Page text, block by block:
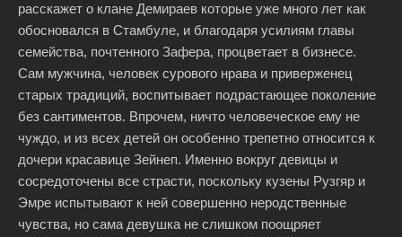
расскажет о клане Демираев которые уже много лет как
обосновался в Стамбуле, и благодаря усилиям главы
семейства, почтенного Зафера, процветает в бизнесе.
Сам мужчина, человек сурового нрава и приверженец
старых традиций, воспитывает подрастающее поколение
без сантиментов. Впрочем, ничто человеческое ему не
чуждо, и из всех детей он особенно трепетно относится к
дочери красавице Зейнеп. Именно вокруг девицы и
сосредоточены все страсти, поскольку кузены Рузгяр и
Эмре испытывают к ней совершенно неродственные
чувства, но сама девушка не слишком поощряет